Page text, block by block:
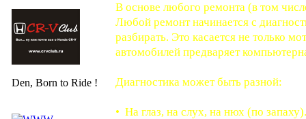
Den, Born to Ride !
В основе любого ремонта (в том
Любой ремонт начинается с
разбирать. Это касается не только
автомобилей предваряет
Диагностика может быть разной:
• На глаз, на слух, на нюх (по